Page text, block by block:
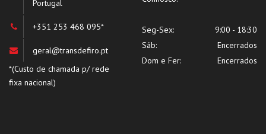
Portugal
+351 253 468 095*
geral@transdefiro.pt
*(Custo de chamada p/ rede
fixa nacional)
Seg-Sex:
9:00 - 18:30
Sáb:
Encerrados
Dom e Fer:
Encerrados